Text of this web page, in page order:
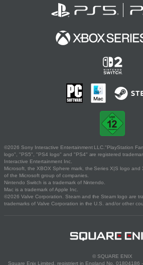
©2026 Sony Interactive Entertainment LLC."PlayStation
logo", "PS5", "PS4 logo" and "PS4" are registered
Interactive Entertainment Inc.
Microsoft, the XBOX Sphere mark, the Series X|S logo and
of the Microsoft group of companies.
Nintendo Switch is a trademark of Nintendo.
Mac is a trademark of Apple Inc.
©2026 Valve Corporation. Steam and the Steam logo are
trademarks of Valve Corporation in the U.S. and/or other
© SQUARE ENIX
Square Enix Limited, registriert in England No. 01804186